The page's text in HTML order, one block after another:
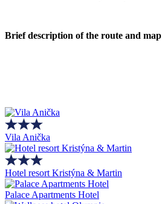
Brief description of the route and map
Vila Anička
Hotel resort Kristýna & Martin
Palace Apartments Hotel